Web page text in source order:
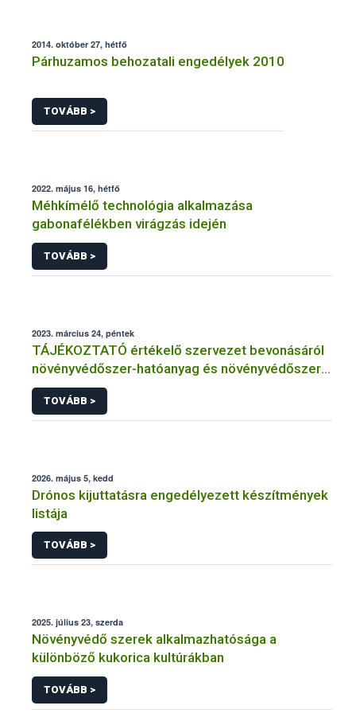
2014. október 27, hétfő
Párhuzamos behozatali engedélyek 2010
TOVÁBB >
2022. május 16, hétfő
Méhkímélő technológia alkalmazása
gabonafélékben virágzás idején
TOVÁBB >
2023. március 24, péntek
TÁJÉKOZTATÓ értékelő szervezet bevonásáról
növényvédőszer-hatóanyag és növényvédőszer
engedélyezésére, továbbá a meglévő engedély
meghosszabbítására vagy módosítására irányuló
eljárásba
TOVÁBB >
2026. május 5, kedd
Drónos kijuttatásra engedélyezett készítmények
listája
TOVÁBB >
2025. július 23, szerda
Növényvédő szerek alkalmazhatósága a
különböző kukorica kultúrákban
TOVÁBB >